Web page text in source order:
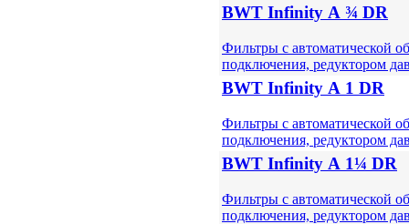
BWT Infinity А ¾ DR
Фильтры с автоматической
подключения, редуктором
BWT Infinity А 1 DR
Фильтры с автоматической
подключения, редуктором
BWT Infinity А 1¼ DR
Фильтры с автоматической
подключения, редуктором